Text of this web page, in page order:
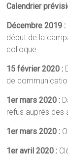
Calendrier
Décembre 2019 :
début de la
colloque
15 février 2020 :
de
1er mars 2020 :
refus auprès des
1er mars 2020 :
1er avril 2020 :